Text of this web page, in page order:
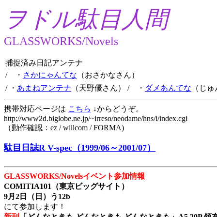
ヲドル駄目人間
GLASSWORKS/Novels
捕捉済み日記アンテナ
/ ・ さかにゃんてな （おさかなさん）
/ ・ あまねアンテナ （天野優さん） / ・ ダメあんてな （じ
携帯対応ページは こちら ↓からどうぞ。
http://www2d.biglobe.ne.jp/~irreso/neodame/hns/i/index.cgi
（動作確認：ez / willcom / FORMA)
駄目日誌R V-spec（1999/06～2001/07）
GLASSWORKS/Novelsイベント参加情報
COMITIA101（東京ビッグサイト）
9月2日（日）う12b
にて参加します！